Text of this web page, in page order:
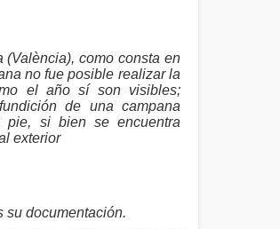
como consta en
no fue posible realizar la
el año sí son visibles;
de una campana
pie, si bien se encuentra
exterior
su documentación.